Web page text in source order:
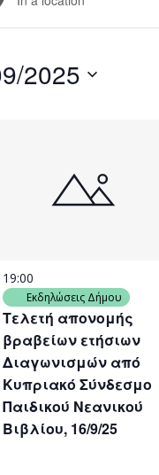
2025
Τελετή απονομής
βραβείων ετήσιων
Διαγωνισμών από
Κυπριακό Σύνδεσμο
Παιδικού Νεανικού
Βιβλίου, 16/9/25
19:00
Εκδηλώσεις Δήμου